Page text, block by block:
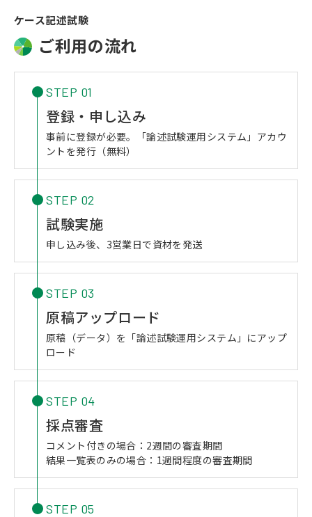
ケース記述試験
ご利用の流れ
STEP 01
登録・申し込み
事前に登録が必要。「論述試験運用システム」アカウ
ントを発行（無料）
STEP 02
試験実施
申し込み後、3営業日で資材を発送
STEP 03
原稿アップロード
原稿（データ）を「論述試験運用システム」にアップ
ロード
STEP 04
採点審査
コメント付きの場合：2週間の審査期間
結果一覧表のみの場合：1週間程度の審査期間
STEP 05